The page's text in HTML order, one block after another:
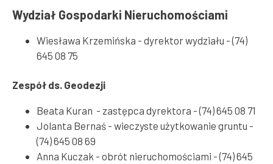
Wydział Gospodarki Nieruchomościami
Wiesława Krzemińska - dyrektor wydziału - (74)
645 08 75
Zespół ds. Geodezji
Beata Kuran - zastępca dyrektora - (74) 645 08 71
Jolanta Bernaś - wieczyste użytkowanie gruntu -
(74) 645 08 69
Anna Kuczak - obrót nieruchomościami - (74) 645